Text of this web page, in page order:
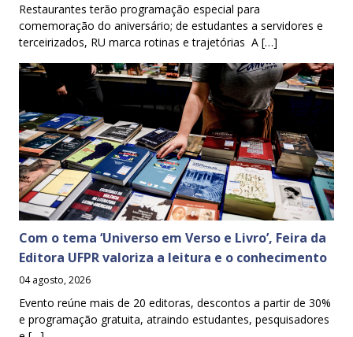
Restaurantes terão programação especial para
comemoração do aniversário; de estudantes a servidores e
terceirizados, RU marca rotinas e trajetórias A […]
Com o tema ‘Universo em Verso e Livro’, Feira da
Editora UFPR valoriza a leitura e o conhecimento
04 agosto, 2026
Evento reúne mais de 20 editoras, descontos a partir de 30%
e programação gratuita, atraindo estudantes, pesquisadores